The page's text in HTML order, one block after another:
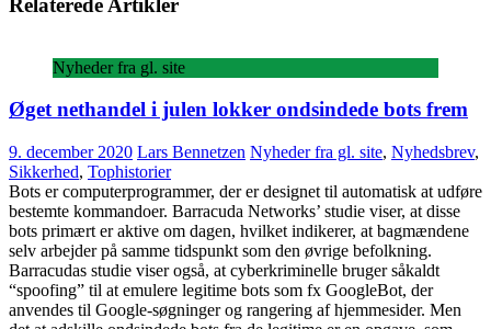
Relaterede Artikler
Nyheder fra gl. site
Øget nethandel i julen lokker ondsindede bots frem
9. december 2020 Lars Bennetzen Nyheder fra gl. site, Nyhedsbrev,
Sikkerhed, Tophistorier
Bots er computerprogrammer, der er designet til automatisk at udføre
bestemte kommandoer. Barracuda Networks’ studie viser, at disse
bots primært er aktive om dagen, hvilket indikerer, at bagmændene
selv arbejder på samme tidspunkt som den øvrige befolkning.
Barracudas studie viser også, at cyberkriminelle bruger såkaldt
“spoofing” til at emulere legitime bots som fx GoogleBot, der
anvendes til Google-søgninger og rangering af hjemmesider. Men